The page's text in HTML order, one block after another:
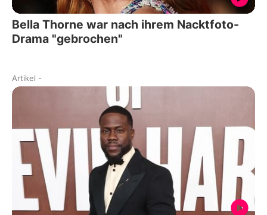
Bella Thorne war nach ihrem Nacktfoto-
Drama "gebrochen"
Artikel -